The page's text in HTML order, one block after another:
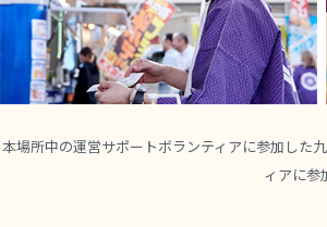
本場所中の運営サポートボランティアに参加した
ィアに参